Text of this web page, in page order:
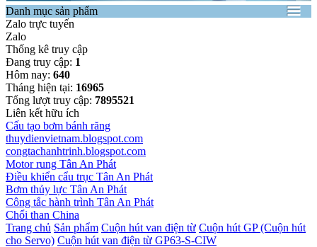
Danh mục sản phẩm
Zalo trực tuyến
Zalo
Thống kê truy cập
Đang truy cập: 1
Hôm nay: 640
Tháng hiện tại: 16965
Tổng lượt truy cập: 7895521
Liên kết hữu ích
Cấu tạo bơm bánh răng
thuydienvietnam.blogspot.com
congtachanhtrinh.blogspot.com
Motor rung Tân An Phát
Điều khiển cẩu trục Tân An Phát
Bơm thủy lực Tân An Phát
Công tắc hành trình Tân An Phát
Chổi than China
Trang chủ Sản phẩm Cuộn hút van điện từ Cuộn hút GP (Cuộn hút
cho Servo) Cuộn hút van điện từ GP63-S-CIW